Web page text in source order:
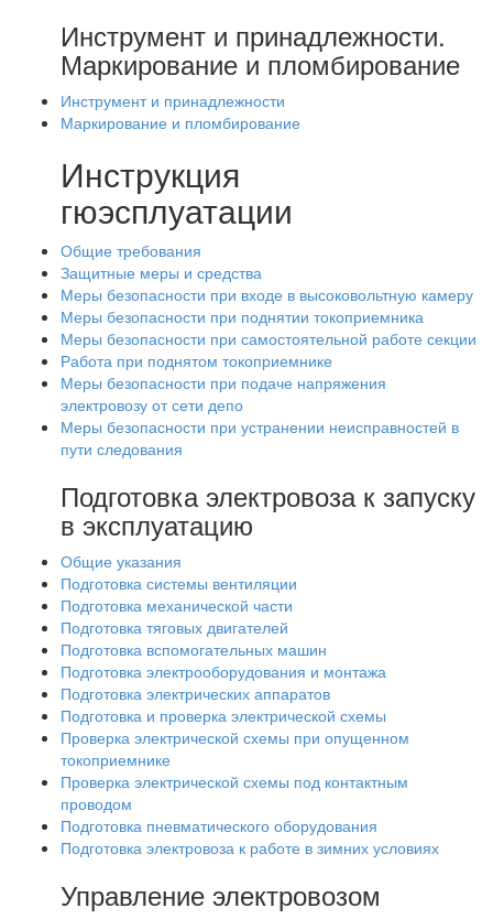
Инструмент и принадлежности.
Маркирование и пломбирование
Инструмент и принадлежности
Маркирование и пломбирование
Инструкция
гюэсплуатации
Общие требования
Защитные меры и средства
Меры безопасности при входе в высоковольтную камеру
Меры безопасности при поднятии токоприемника
Меры безопасности при самостоятельной работе секции
Работа при поднятом токоприемнике
Меры безопасности при подаче напряжения
электровозу от сети депо
Меры безопасности при устранении неисправностей в
пути следования
Подготовка электровоза к запуску
в эксплуатацию
Общие указания
Подготовка системы вентиляции
Подготовка механической части
Подготовка тяговых двигателей
Подготовка вспомогательных машин
Подготовка электрооборудования и монтажа
Подготовка электрических аппаратов
Подготовка и проверка электрической схемы
Проверка электрической схемы при опущенном
токоприемнике
Проверка электрической схемы под контактным
проводом
Подготовка пневматического оборудования
Подготовка электровоза к работе в зимних условиях
Управление электровозом